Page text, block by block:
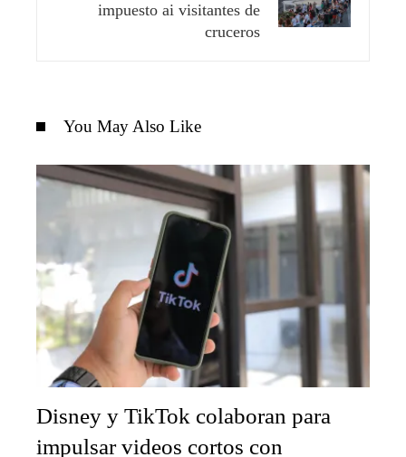
impuesto ai visitantes de
cruceros
You May Also Like
Disney y TikTok colaboran para
impulsar videos cortos con